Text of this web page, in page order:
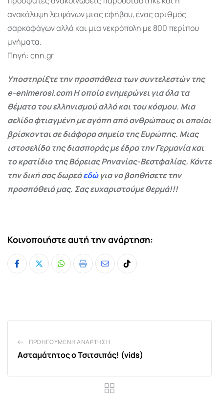
ανακάλυψη λειψάνων μιας εφήβου, ένας αριθμός
σαρκοφάγων αλλά και μια νεκρόπολη με 800 περίπου
μνήματα.
Πηγή: cnn.gr
Υποστηρίξτε την προσπάθεια των συντελεστών της
e-enimerosi.com Η οποία ενημερώνει για όλα τα
θέματα του ελληνισμού αλλά και του κόσμου. Μια
σελίδα φτιαγμένη με αγάπη από ανθρώπους οι οποίοι
βρίσκονται σε διάφορα σημεία της Ευρώπης. Μιας
ιστοσελίδα της διασποράς με έδρα την Γερμανία και
το κρατίδιο της Βόρειας Ρηνανίας-Βεστφαλίας. Κάντε
την δική σας δωρεάεδώγια να βοηθήσετε την
προσπάθειά μας. Σας ευχαριστούμε θερμά!!!
Κοινοποιήστε αυτή την ανάρτηση:
Whatsapp
Print
ShareTiktok
ΠΡΟΗΓΟΎΜΕΝΗ ΑΝΆΡΤΗΣΗ
Ασταμάτητος ο Τσιτσιπάς! (vids)